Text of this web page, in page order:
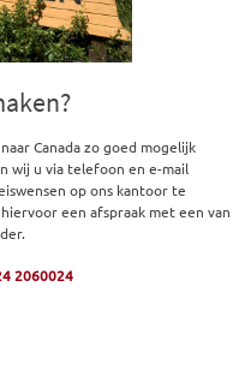
Canada zo goed mogelijk
wij u via telefoon en e-mail
op ons kantoor te
een afspraak met een van
2060024